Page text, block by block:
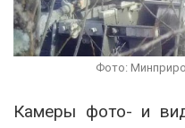
Фото:
Камеры фото- и